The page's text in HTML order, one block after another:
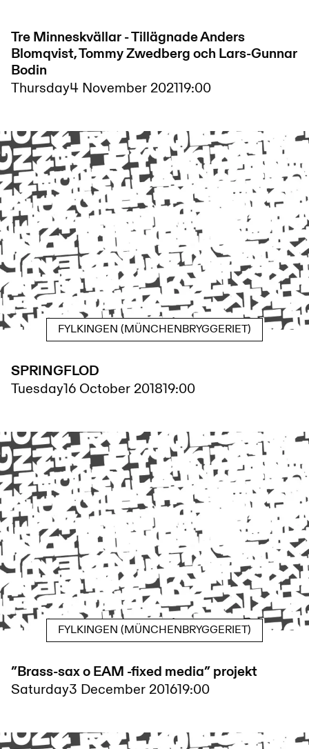
Tre Minneskvällar - Tillägnade Anders
Blomqvist, Tommy Zwedberg och Lars-Gunnar
Bodin
Thursday4 November 202119:00
FYLKINGEN (MÜNCHENBRYGGERIET)
SPRINGFLOD
Tuesday16 October 201819:00
FYLKINGEN (MÜNCHENBRYGGERIET)
”Brass-sax o EAM -fixed media” projekt
Saturday3 December 201619:00